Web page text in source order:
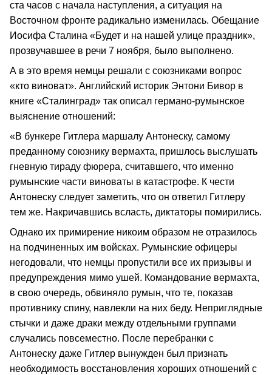
ста часов с начала наступления, а ситуация на
Восточном фронте радикально изменилась. Обещание
Иосифа Сталина «Будет и на нашей улице праздник»,
прозвучавшее в речи 7 ноября, было выполнено.
А в это время немцы решали с союзниками вопрос
«кто виноват». Английский историк Энтони Бивор в
книге «Сталинград» так описал германо-румынское
выяснение отношений:
«В бункере Гитлера маршалу Антонеску, самому
преданному союзнику вермахта, пришлось выслушать
гневную тираду фюрера, считавшего, что именно
румынские части виноваты в катастрофе. К чести
Антонеску следует заметить, что он ответил Гитлеру
тем же. Накричавшись всласть, диктаторы помирились.
Однако их примирение никоим образом не отразилось
на подчиненных им войсках. Румынские офицеры
негодовали, что немцы пропустили все их призывы и
предупреждения мимо ушей. Командование вермахта,
в свою очередь, обвиняло румын, что те, показав
противнику спину, навлекли на них беду. Неприглядные
стычки и даже драки между отдельными группами
случались повсеместно. После перебранки с
Антонеску даже Гитлер вынужден был признать
необходимость восстановления хороших отношений с